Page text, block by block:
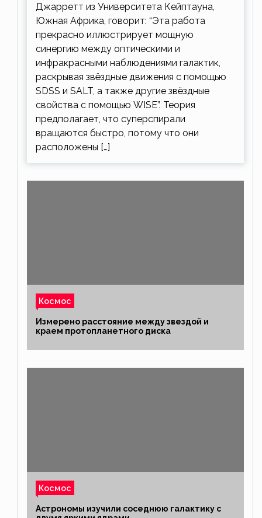
Джарретт из Университета Кейптауна,
Южная Африка, говорит: “Эта работа
прекрасно иллюстрирует мощную
синергию между оптическими и
инфракрасными наблюдениями галактик,
раскрывая звёздные движения с помощью
SDSS и SALT, а также другие звёздные
свойства с помощью WISE”. Теория
предполагает, что суперспирали
вращаются быстро, потому что они
расположены […]
Космос
Измерено расстояние между звездой и
краем протопланетного диска
Космос
Астрономы изучили соседнюю галактику с